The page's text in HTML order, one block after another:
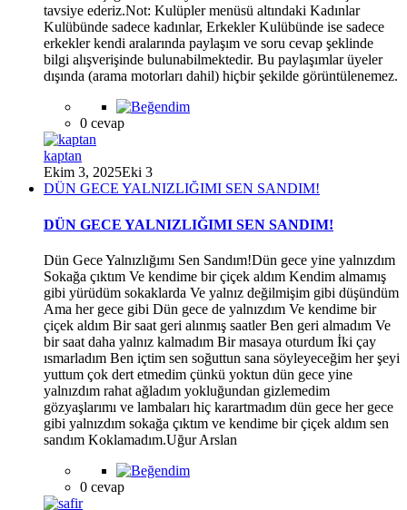
tavsiye ederiz.Not: Kulüpler menüsü altındaki Kadınlar
Kulübünde sadece kadınlar, Erkekler Kulübünde ise sadece
erkekler kendi aralarında paylaşım ve soru cevap şeklinde
bilgi alışverişinde bulunabilmektedir. Bu paylaşımlar üyeler
dışında (arama motorları dahil) hiçbir şekilde görüntülenemez.
0 cevap
kaptan
Ekim 3, 2025Eki 3
DÜN GECE YALNIZLIĞIMI SEN SANDIM!
DÜN GECE YALNIZLIĞIMI SEN SANDIM!
Dün Gece Yalnızlığımı Sen Sandım!Dün gece yine yalnızdım
Sokağa çıktım Ve kendime bir çiçek aldım Kendim almamış
gibi yürüdüm sokaklarda Ve yalnız değilmişim gibi düşündüm
Ama her gece gibi Dün gece de yalnızdım Ve kendime bir
çiçek aldım Bir saat geri alınmış saatler Ben geri almadım Ve
bir saat daha yalnız kalmadım Bir masaya oturdum İki çay
ısmarladım Ben içtim sen soğuttun sana söyleyeceğim her şeyi
yuttum çok dert etmedim çünkü yoktun dün gece yine
yalnızdım rahat ağladım yokluğundan gizlemedim
gözyaşlarımı ve lambaları hiç karartmadım dün gece her gece
gibi yalnızdım sokağa çıktım ve kendime bir çiçek aldım sen
sandım Koklamadım.Uğur Arslan
0 cevap